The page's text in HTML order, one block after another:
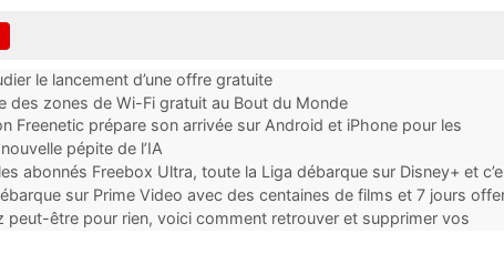
le lancement d’une offre gratuite
des zones de Wi-Fi gratuit au Bout du Monde
Freenetic prépare son arrivée sur Android et iPhone pour les
la
pépite de l’IA
abonnés Freebox Ultra, toute la Liga débarque sur Disney+ et
sur Prime Video avec des centaines de films et 7 jours
peut-être pour rien, voici comment retrouver et supprimer vos